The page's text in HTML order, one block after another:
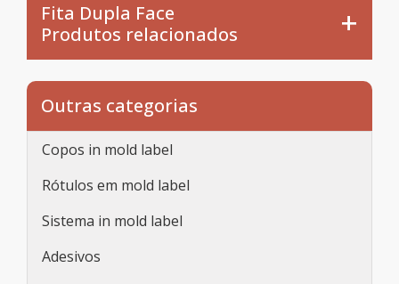
Fita Dupla Face
Produtos relacionados
Outras categorias
Copos in mold label
Rótulos em mold label
Sistema in mold label
Adesivos